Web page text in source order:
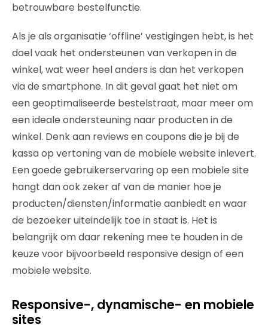
betrouwbare bestelfunctie.
Als je als organisatie ‘offline’ vestigingen hebt, is het
doel vaak het ondersteunen van verkopen in de
winkel, wat weer heel anders is dan het verkopen
via de smartphone. In dit geval gaat het niet om
een geoptimaliseerde bestelstraat, maar meer om
een ideale ondersteuning naar producten in de
winkel. Denk aan reviews en coupons die je bij de
kassa op vertoning van de mobiele website inlevert.
Een goede gebruikerservaring op een mobiele site
hangt dan ook zeker af van de manier hoe je
producten/diensten/informatie aanbiedt en waar
de bezoeker uiteindelijk toe in staat is. Het is
belangrijk om daar rekening mee te houden in de
keuze voor bijvoorbeeld responsive design of een
mobiele website.
Responsive-, dynamische- en mobiele
sites